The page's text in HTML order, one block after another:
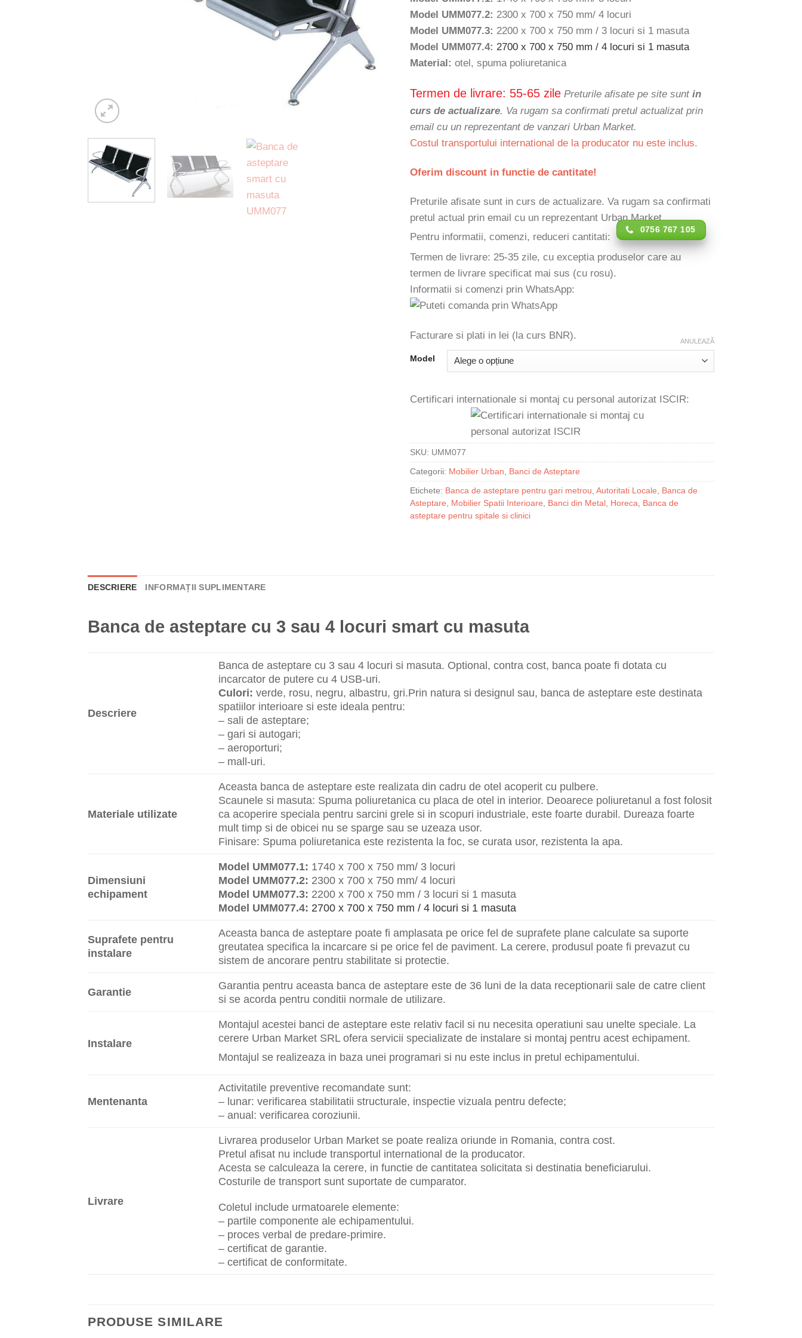
Model UMM077.2: 2300 x 700 x 750 mm/ 4 locuri
Model UMM077.3: 2200 x 700 x 750 mm / 3 locuri si 1 masuta
Model UMM077.4: 2700 x 700 x 750 mm / 4 locuri si 1 masuta
Material: otel, spuma poliuretanica
Termen de livrare: 55-65 zile Preturile afisate pe site sunt in
curs de actualizare. Va rugam sa confirmati pretul actualizat prin
email cu un reprezentant de vanzari Urban Market.
Costul transportului international de la producator nu este inclus.
Oferim discount in functie de cantitate!
Preturile afisate sunt in curs de actualizare. Va rugam sa confirmati
pretul actual prin email cu un reprezentant Urban Market.
Pentru informatii, comenzi, reduceri cantitati:
0756 767 105
Termen de livrare: 25-35 zile, cu exceptia produselor care au
termen de livrare specificat mai sus (cu rosu).
Informatii si comenzi prin WhatsApp:
Facturare si plati in lei (la curs BNR).
Model
ANULEAZĂ
Certificari internationale si montaj cu personal autorizat ISCIR:
SKU: UMM077
Categorii: Mobilier Urban, Banci de Asteptare
Etichete: Banca de asteptare pentru gari metrou, Autoritati Locale, Banca de
Asteptare, Mobilier Spatii Interioare, Banci din Metal , Horeca, Banca de
asteptare pentru spitale si clinici
DESCRIERE INFORMAȚII SUPLIMENTARE
Banca de asteptare cu 3 sau 4 locuri smart cu masuta
Descriere
Banca de asteptare cu 3 sau 4 locuri si masuta. Optional, contra cost, banca poate fi dotata cu
incarcator de putere cu 4 USB-uri.
Culori: verde, rosu, negru, albastru, gri.Prin natura si designul sau, banca de asteptare este destinata
spatiilor interioare si este ideala pentru:
– sali de asteptare;
– gari si autogari;
– aeroporturi;
– mall-uri.
Materiale utilizate
Aceasta banca de asteptare este realizata din cadru de otel acoperit cu pulbere.
Scaunele si masuta: Spuma poliuretanica cu placa de otel in interior. Deoarece poliuretanul a fost folosit
ca acoperire speciala pentru sarcini grele si in scopuri industriale, este foarte durabil. Dureaza foarte
mult timp si de obicei nu se sparge sau se uzeaza usor.
Finisare: Spuma poliuretanica este rezistenta la foc, se curata usor, rezistenta la apa.
Dimensiuni
echipament
Model UMM077.1: 1740 x 700 x 750 mm/ 3 locuri
Model UMM077.2: 2300 x 700 x 750 mm/ 4 locuri
Model UMM077.3: 2200 x 700 x 750 mm / 3 locuri si 1 masuta
Model UMM077.4: 2700 x 700 x 750 mm / 4 locuri si 1 masuta
Suprafete pentru
instalare
Aceasta banca de asteptare poate fi amplasata pe orice fel de suprafete plane calculate sa suporte
greutatea specifica la incarcare si pe orice fel de paviment. La cerere, produsul poate fi prevazut cu
sistem de ancorare pentru stabilitate si protectie.
Garantie
Garantia pentru aceasta banca de asteptare este de 36 luni de la data receptionarii sale de catre client
si se acorda pentru conditii normale de utilizare.
Instalare
Montajul acestei banci de asteptare este relativ facil si nu necesita operatiuni sau unelte speciale. La
cerere Urban Market SRL ofera servicii specializate de instalare si montaj pentru acest echipament.
Montajul se realizeaza in baza unei programari si nu este inclus in pretul echipamentului.
Mentenanta
Activitatile preventive recomandate sunt:
– lunar: verificarea stabilitatii structurale, inspectie vizuala pentru defecte;
– anual: verificarea coroziunii.
Livrare
Livrarea produselor Urban Market se poate realiza oriunde in Romania, contra cost.
Pretul afisat nu include transportul international de la producator.
Acesta se calculeaza la cerere, in functie de cantitatea solicitata si destinatia beneficiarului.
Costurile de transport sunt suportate de cumparator.
Coletul include urmatoarele elemente:
– partile componente ale echipamentului.
– proces verbal de predare-primire.
– certificat de garantie.
– certificat de conformitate.
PRODUSE SIMILARE